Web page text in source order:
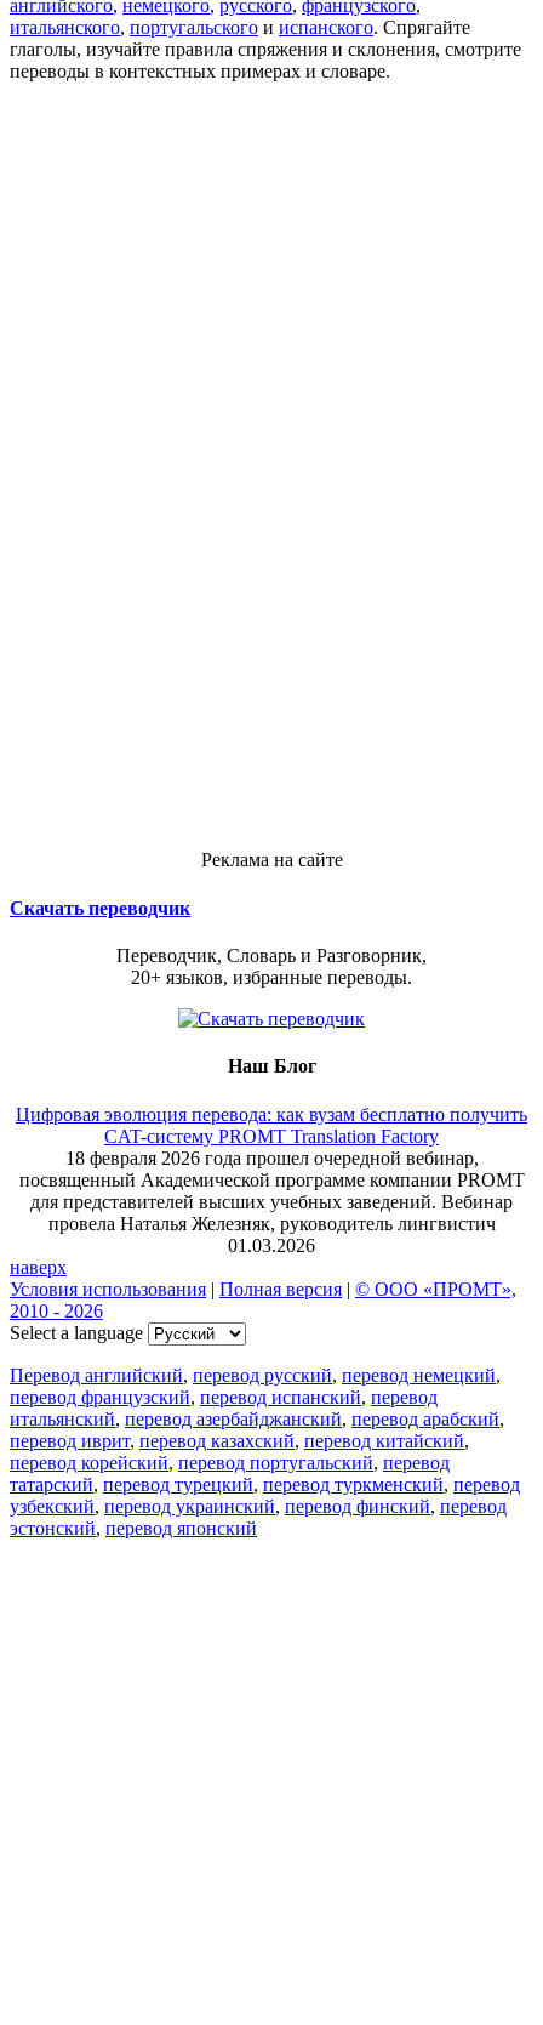
английского, немецкого, русского, французского,
итальянского, португальского и испанского. Спрягайте
глаголы, изучайте правила спряжения и склонения, смотрите
переводы в контекстных примерах и словаре.
Реклама на сайте
Скачать переводчик
Переводчик, Словарь и Разговорник,
20+ языков, избранные переводы.
Наш Блог
Цифровая эволюция перевода: как вузам бесплатно получить
CAT-систему PROMT Translation Factory
18 февраля 2026 года прошел очередной вебинар,
посвященный Академической программе компании PROMT
для представителей высших учебных заведений. Вебинар
провела Наталья Железняк, руководитель лингвистич
01.03.2026
наверх
Условия использования | Полная версия | © ООО «ПРОМТ»,
2010 - 2026
Select a language
Перевод английский, перевод русский, перевод немецкий,
перевод французский, перевод испанский, перевод
итальянский, перевод азербайджанский, перевод арабский,
перевод иврит, перевод казахский, перевод китайский,
перевод корейский, перевод португальский, перевод
татарский, перевод турецкий, перевод туркменский, перевод
узбекский, перевод украинский, перевод финский, перевод
эстонский, перевод японский